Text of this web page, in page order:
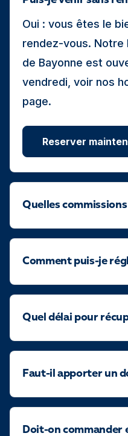
Oui : vous êtes le
rendez-vous. Notre
de Bayonne est
vendredi, voir nos
page.
Reserver
Quelles
Comment puis-je
Quel délai pour
Faut-il apporter un
Doit-on commander